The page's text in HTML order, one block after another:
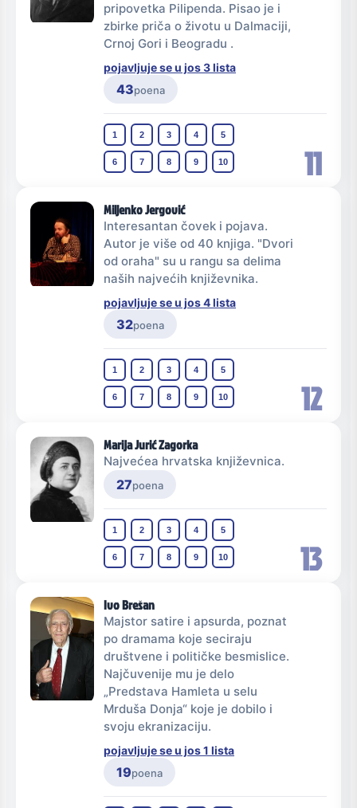
11
pripovetka Pilipenda. Pisao je i
zbirke priča o životu u Dalmaciji,
Crnoj Gori i Beogradu .
pojavljuje se u jos 3 lista
43poena
1 2 3 4 5
6 7 8 9 10
12
Miljenko Jergović
Interesantan čovek i pojava.
Autor je više od 40 knjiga. "Dvori
od oraha" su u rangu sa delima
naših najvećih književnika.
pojavljuje se u jos 4 lista
32poena
1 2 3 4 5
6 7 8 9 10
13
Marija Jurić Zagorka
Najvećea hrvatska književnica.
27poena
1 2 3 4 5
6 7 8 9 10
Ivo Brešan
Majstor satire i apsurda, poznat
po dramama koje seciraju
društvene i političke besmislice.
Najčuvenije mu je delo
„Predstava Hamleta u selu
Mrduša Donja“ koje je dobilo i
svoju ekranizaciju.
pojavljuje se u jos 1 lista
19poena